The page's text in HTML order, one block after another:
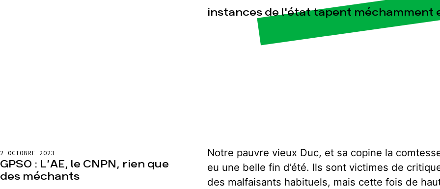
instances de l'état tapent méchamment
2 OCTOBRE 2023
GPSO : L’AE, le CNPN, rien que
des méchants
Notre pauvre vieux Duc, et sa copine la
eu une belle fin d’été. Ils sont victimes de
des malfaisants habituels, mais cette fois de